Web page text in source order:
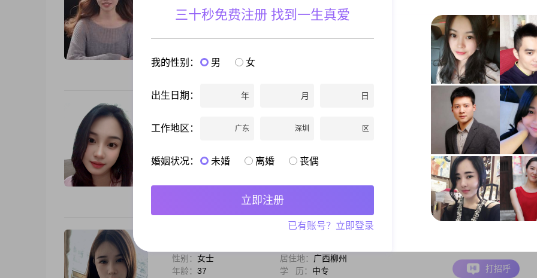
年龄：44 学 历：中专
你好，我是1981年出生的女士，现在在柳州工作生活。我的身高是152cm，学历是中专，目前的月收入在3001到
之间。我觉得自己是一个真诚可靠的人，平时做事比较踏实，对待感情也是抱着认真的态度。我不喜欢太复杂的关
更追求简单幸福的生活状态。对我来说，两个人相处最重要的是真诚沟通，有什么想法都可以直接说出来，互
打招呼
性别： 居住地：
婚况：
离异 身 高：157
大家好，我是一位来自广西柳州的女士，出生于1990年，身高157cm。我性格乐观积极，总是以开朗的笑容面对生活
相信笑容有着无穷的力量，能够温暖自己和他人。在收入方面，我的月收入在3000元以下，虽然不算高，但我知足
乐，懂得珍惜生活中的每一份美好。我非常注重安全感，认为这是稳定生活的基石。在选择伴侣时，我也希望对方能
打招呼
性别： 女士 居住地： 广西柳州
年龄： 37 学 历： 中专
打招呼
三十秒免费注册 找到一生真爱
我的性别： 男 女
出生日期： 年 月 日
工作地区： 广东 深圳 区
婚姻状况： 未婚 离婚 丧偶
立即注册
已有账号？立即登录